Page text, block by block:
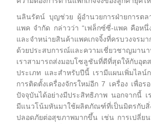
นลินรัตน์ บุญช่วย ผู้อำนวยการฝ่ายการต
แพค จำกัด กล่าวว่า “เฟล็กซ์ซี่-แพค คือห
และจำหน่ายสินค้าแพคเกจจิ้งที่ครบวงจรมา
ด้วยประสบการณ์และความเชี่ยวชาญมา
เราสามารถส่งมอบโซลูชันที่ดีที่สุดให้กับอุต
ประเภท และสำหรับปีนี้ เรามีแผนเพิ่มไลน์
การติดตั้งเครื่องจักรใหม่อีก 7 เครื่อง เพื่อ
ปัจจุบันได้อย่างมีประสิทธิภาพ นอกจากนี้ เ
มีแนวโน้มหันมาใช้ผลิตภัณฑ์ที่เป็นมิตรกับสิ่
ปลอดภัยต่อสุขภาพมากขึ้น เช่น การเปลี่ย